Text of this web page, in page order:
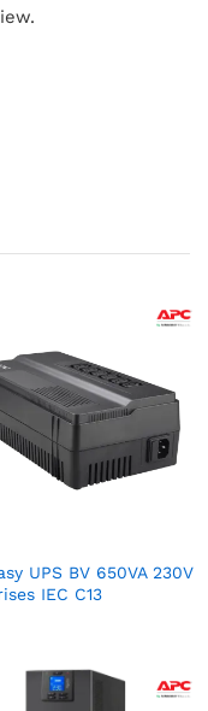
UPS BV 650VA 230V
IEC C13